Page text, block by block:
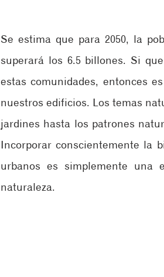
Se estima que para 2050, la
superará los 6.5 billones. Si
estas comunidades, entonces
nuestros edificios. Los temas
jardines hasta los patrones
Incorporar conscientemente la
urbanos es simplemente una
naturaleza.